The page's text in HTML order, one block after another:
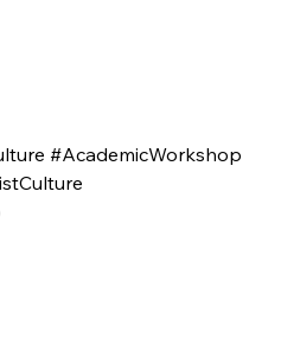
#AcademicWorkshop